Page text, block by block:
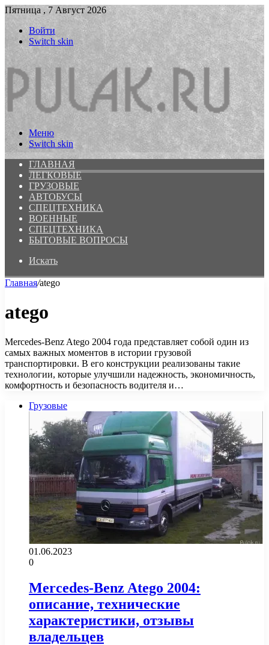
Пятница , 7 Август 2026
Войти
Switch skin
Меню
Switch skin
ГЛАВНАЯ
ЛЕГКОВЫЕ
ГРУЗОВЫЕ
АВТОБУСЫ
СПЕЦТЕХНИКА
ВОЕННЫЕ
СПЕЦТЕХНИКА
БЫТОВЫЕ ВОПРОСЫ
Искать
Главная/atego
atego
Mercedes-Benz Atego 2004 года представляет собой один из
самых важных моментов в истории грузовой
транспортировки. В его конструкции реализованы такие
технологии, которые улучшили надежность, экономичность,
комфортность и безопасность водителя и…
Грузовые
01.06.2023
0
Mercedes-Benz Atego 2004:
описание, технические
характеристики, отзывы
владельцев